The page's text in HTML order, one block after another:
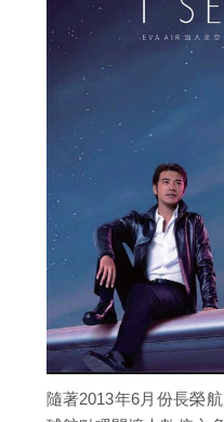
隨著2013年6月份長榮